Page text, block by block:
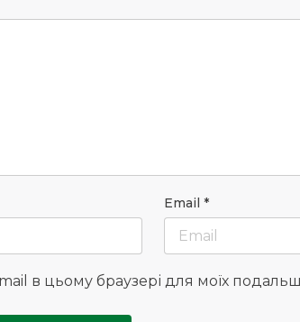
Email *
в цьому браузері для моїх